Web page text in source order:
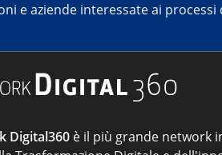
e aziende interessate ai
Digital360 è il più grande network